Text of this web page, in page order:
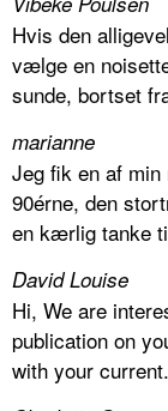
Hvis den
vælge en
sunde, bortset
marianne
Jeg fik en af
90érne, den
en kærlig tanke
David Louise
Hi, We are
publication on
with your